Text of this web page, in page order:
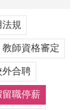
規
教師資格審定
外合聘
留職停薪